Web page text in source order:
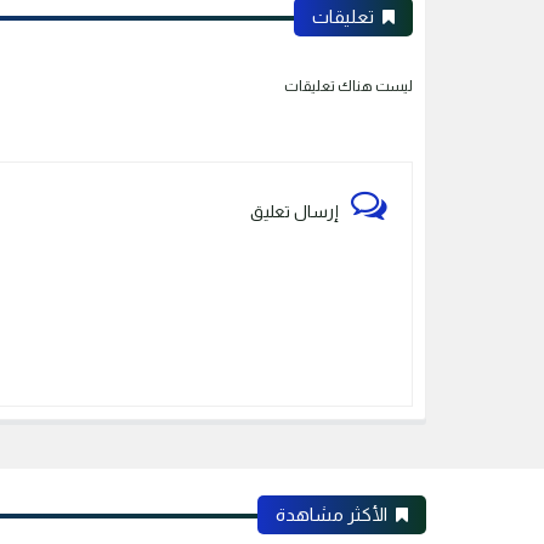
تعليقات
ليست هناك تعليقات
إرسال تعليق
الأكثر مشاهدة